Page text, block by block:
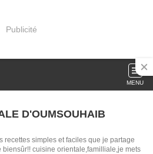
Publicité
MENU
D'OUMSOUHAIB
recettes simples et faciles que je partage
cuisine orientale,familliale,je mets